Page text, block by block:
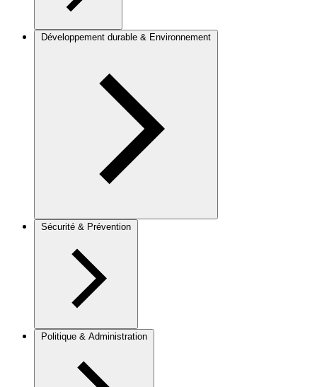
Développement durable & Environnement
Sécurité & Prévention
Politique & Administration